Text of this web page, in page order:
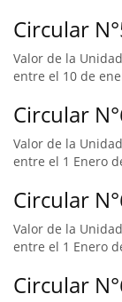
Circular
Valor de la
entre el 10 de
Circular
Valor de la
entre el 1 Enero
Circular
Valor de la
entre el 1 Enero
Circular